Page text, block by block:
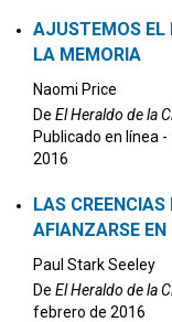
AJUSTEMOS EL
LA MEMORIA
Naomi Price
De El Heraldo de la
Publicado en línea
2016
LAS CREENCIAS
AFIANZARSE EN
Paul Stark Seeley
De El Heraldo de la
febrero de 2016